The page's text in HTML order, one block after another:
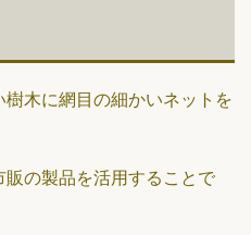
木に網目の細かいネットを
販の製品を活用することで